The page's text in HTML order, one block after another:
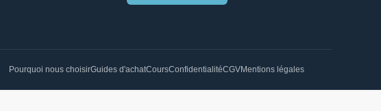
Pourquoi nous choisirGuides d'achatCoursConfidentialitéCGVMentions légales